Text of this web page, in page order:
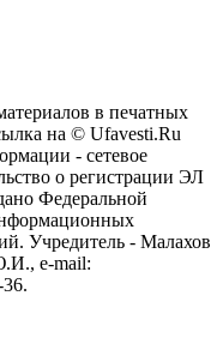
в печатных
на © Ufavesti.Ru
- сетевое
о регистрации ЭЛ
Федеральной
Учредитель - Малахов
e-mail: